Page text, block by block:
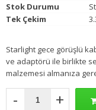
Stok Durumu
Tek Çekim
Starlight gece görüşlü
ve adaptörü ile birlikte
malzemesi almanıza
- +